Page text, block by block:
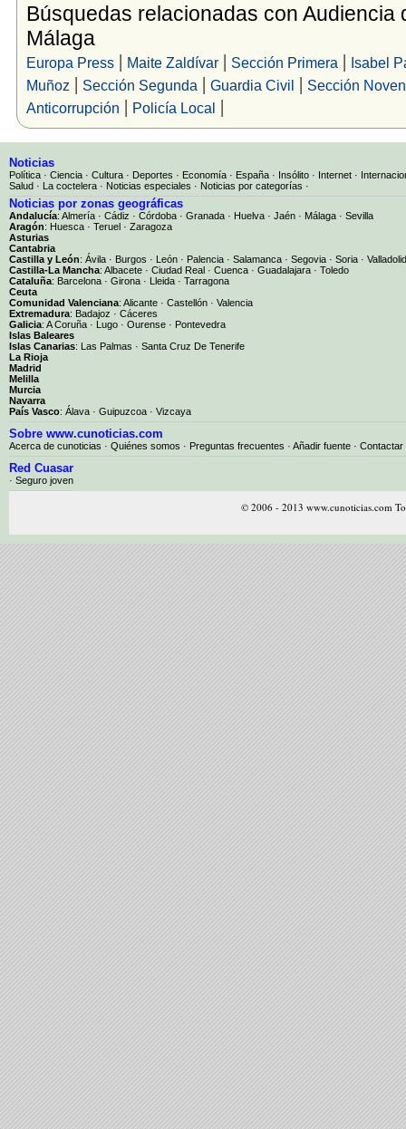
Búsquedas relacionadas con Audiencia
Málaga
Europa Press| Maite Zaldívar| Sección Primera | Isabel
Muñoz | Sección Segunda | Guardia Civil | Sección
Anticorrupción | Policía Local |
Noticias
Política · Ciencia · Cultura · Deportes · Economía · España · Insólito · Internet ·
Salud · La coctelera · Noticias especiales · Noticias por categorías ·
Noticias por zonas geográficas
Andalucía: Almería · Cádiz · Córdoba · Granada · Huelva · Jaén · Málaga · Sevilla
Aragón: Huesca · Teruel · Zaragoza
Asturias
Cantabria
Castilla y León: Ávila · Burgos · León · Palencia · Salamanca · Segovia · Soria · Valladolid
Castilla-La Mancha: Albacete · Ciudad Real · Cuenca · Guadalajara · Toledo
Cataluña: Barcelona · Girona · Lleida · Tarragona
Ceuta
Comunidad Valenciana: Alicante · Castellón · Valencia
Extremadura: Badajoz · Cáceres
Galicia: A Coruña · Lugo · Ourense · Pontevedra
Islas Baleares
Islas Canarias: Las Palmas · Santa Cruz De Tenerife
La Rioja
Madrid
Melilla
Murcia
Navarra
País Vasco: Álava · Guipuzcoa · Vizcaya
Sobre www.cunoticias.com
Acerca de cunoticias · Quiénes somos · Preguntas frecuentes · Añadir fuente · Contactar
Red Cuasar
· Seguro joven
© 2006 - 2013 www.cunoticias.com